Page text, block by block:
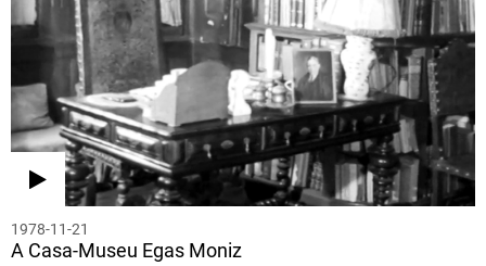
1978-11-21
A Casa-Museu Egas Moniz